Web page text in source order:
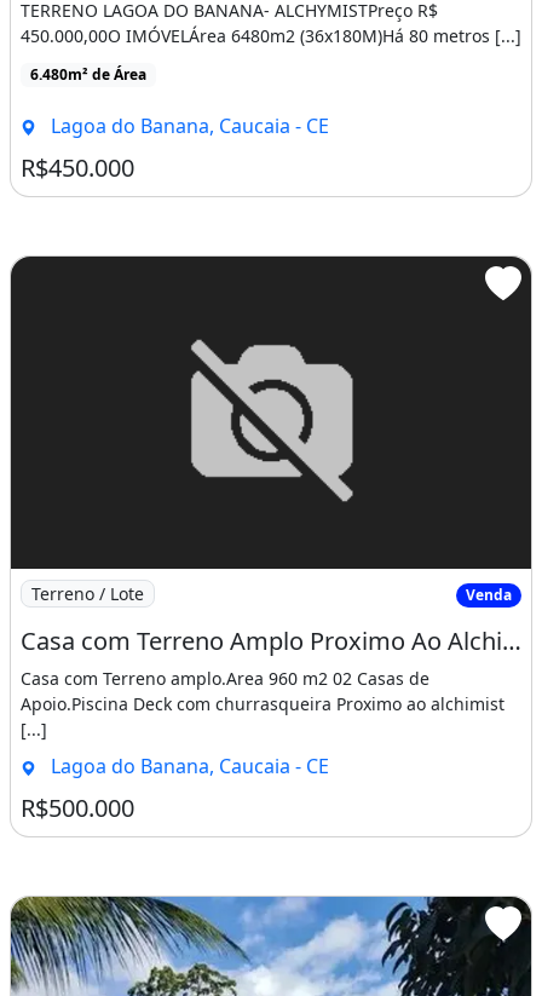
TERRENO LAGOA DO BANANA- ALCHYMISTPreço R$
450.000,00O IMÓVELÁrea 6480m2 (36x180M)Há 80 metros [...]
6.480m² de Área
Lagoa do Banana, Caucaia - CE
R$450.000
Imagem: Casa com Terreno Amplo Proximo Ao Alchimist
Terreno / Lote Venda
Casa com Terreno Amplo Proximo Ao Alchimist Clube Lagoa Encantada Cumbuco. 1Jod624
Casa com Terreno amplo.Area 960 m2 02 Casas de
Apoio.Piscina Deck com churrasqueira Proximo ao alchimist
[...]
Lagoa do Banana, Caucaia - CE
R$500.000